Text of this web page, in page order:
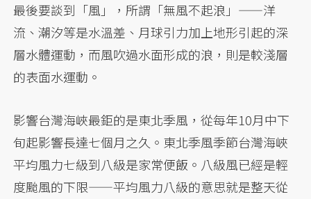
最後要談到「風」，所謂「無風不起浪」——洋
流、潮汐等是水溫差、月球引力加上地形引起的深
層水體運動，而風吹過水面形成的浪，則是較淺層
的表面水運動。
影響台灣海峽最鉅的是東北季風，從每年10月中下
旬起影響長達七個月之久。東北季風季節台灣海峽
平均風力七級到八級是家常便飯。八級風已經是輕
度颱風的下限——平均風力八級的意思就是整天從